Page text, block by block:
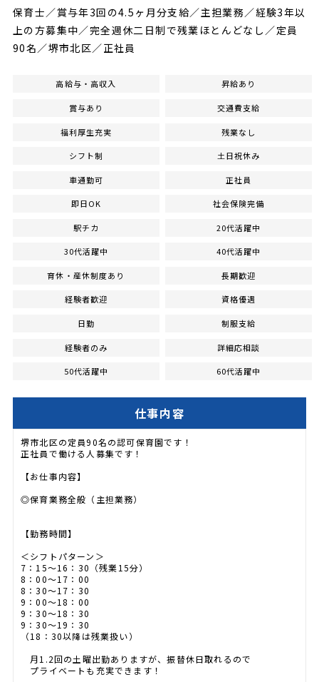
保育士／賞与年3回の4.5ヶ月分支給／主担業務／経験3年以
上の方募集中／完全週休二日制で残業ほとんどなし／定員
90名／堺市北区／正社員
高給与・高収入 昇給あり
賞与あり 交通費支給
福利厚生充実 残業なし
シフト制 土日祝休み
車通勤可 正社員
即日OK 社会保険完備
駅チカ 20代活躍中
30代活躍中 40代活躍中
育休・産休制度あり 長期歓迎
経験者歓迎 資格優遇
日勤 制服支給
経験者のみ 詳細応相談
50代活躍中 60代活躍中
仕事内容
堺市北区の定員90名の認可保育園です！
正社員で働ける人募集です！
【お仕事内容】
◎保育業務全般（主担業務）
【勤務時間】
＜シフトパターン＞
7：15～16：30（残業15分）
8：00～17：00
8：30～17：30
9：00～18：00
9：30～18：30
9：30～19：30
（18：30以降は残業扱い）
月1.2回の土曜出勤ありますが、振替休日取れるので
プライベートも充実できます！